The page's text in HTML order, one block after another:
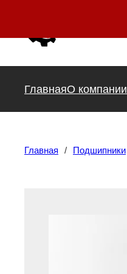
ГлавнаяО компании
Главная / Подшипники